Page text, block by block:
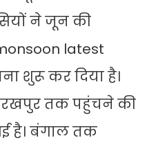
ने जून की
latest
शुरू कर दिया है।
तक पहुंचने की
है। बंगाल तक